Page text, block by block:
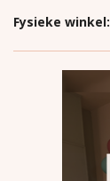
Fysieke winkel: